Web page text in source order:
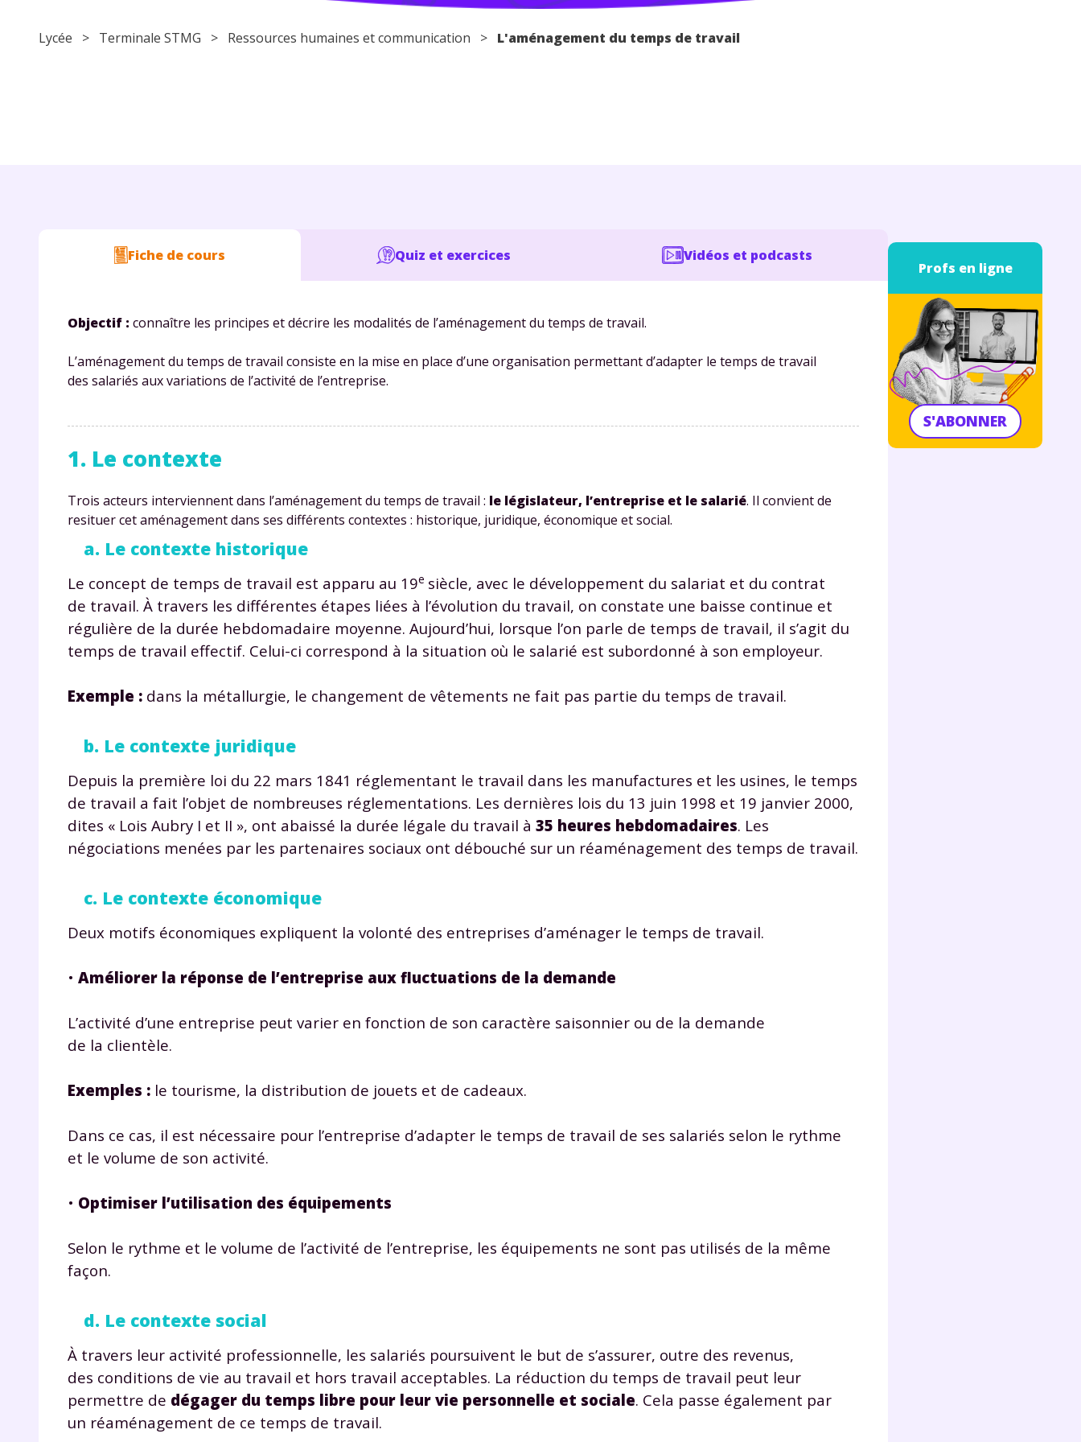
Lycée > Terminale STMG > Ressources humaines et communication > L'aménagement du temps de travail
Fiche de cours Quiz et exercices Vidéos et podcasts
Objectif : connaître les principes et décrire les modalités de l’aménagement du temps de travail.
L’aménagement du temps de travail consiste en la mise en place d’une organisation permettant d’adapter le temps de travail
des salariés aux variations de l’activité de l’entreprise.
1. Le contexte
Trois acteurs interviennent dans l’aménagement du temps de travail : le législateur, l’entreprise et le salarié. Il convient de
resituer cet aménagement dans ses différents contextes : historique, juridique, économique et social.
a. Le contexte historique
Le concept de temps de travail est apparu au 19e siècle, avec le développement du salariat et du contrat
de travail. À travers les différentes étapes liées à l’évolution du travail, on constate une baisse continue et
régulière de la durée hebdomadaire moyenne. Aujourd’hui, lorsque l’on parle de temps de travail, il s’agit du
temps de travail effectif. Celui-ci correspond à la situation où le salarié est subordonné à son employeur.
Exemple : dans la métallurgie, le changement de vêtements ne fait pas partie du temps de travail.
b. Le contexte juridique
Depuis la première loi du 22 mars 1841 réglementant le travail dans les manufactures et les usines, le temps
de travail a fait l’objet de nombreuses réglementations. Les dernières lois du 13 juin 1998 et 19 janvier 2000,
dites « Lois Aubry I et II », ont abaissé la durée légale du travail à 35 heures hebdomadaires. Les
négociations menées par les partenaires sociaux ont débouché sur un réaménagement des temps de travail.
c. Le contexte économique
Deux motifs économiques expliquent la volonté des entreprises d’aménager le temps de travail.
• Améliorer la réponse de l’entreprise aux fluctuations de la demande
L’activité d’une entreprise peut varier en fonction de son caractère saisonnier ou de la demande
de la clientèle.
Exemples : le tourisme, la distribution de jouets et de cadeaux.
Dans ce cas, il est nécessaire pour l’entreprise d’adapter le temps de travail de ses salariés selon le rythme
et le volume de son activité.
• Optimiser l’utilisation des équipements
Selon le rythme et le volume de l’activité de l’entreprise, les équipements ne sont pas utilisés de la même
façon.
d. Le contexte social
À travers leur activité professionnelle, les salariés poursuivent le but de s’assurer, outre des revenus,
des conditions de vie au travail et hors travail acceptables. La réduction du temps de travail peut leur
permettre de dégager du temps libre pour leur vie personnelle et sociale. Cela passe également par
un réaménagement de ce temps de travail.
Profs en ligne
S'ABONNER
Fermer
Envie de progresser et de
réussir votre année scolaire ?
notre plateforme de soutien scolaire !
Fiches de cours et vidéos,
exercices corrigés
Tout le programme scolaire